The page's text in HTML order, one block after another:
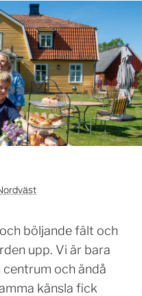
böljande fält och
upp. Vi är bara
och ändå
känsla fick